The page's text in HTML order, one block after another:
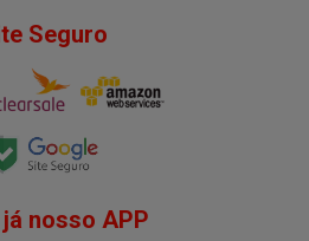
Seguro
nosso APP